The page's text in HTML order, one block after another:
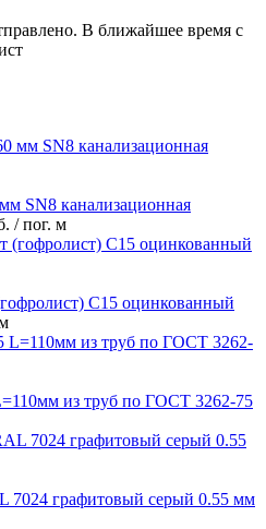
В ближайшее время с
SN8 канализационная
/ пог. м
С15 оцинкованный
из труб по ГОСТ 3262-75
7024 графитовый серый 0.55 мм